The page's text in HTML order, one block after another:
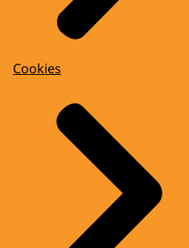
Cookies